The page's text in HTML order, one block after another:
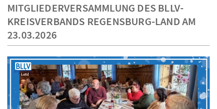
MITGLIEDERVERSAMMLUNG DES BLLV-
KREISVERBANDS REGENSBURG-LAND AM
23.03.2026